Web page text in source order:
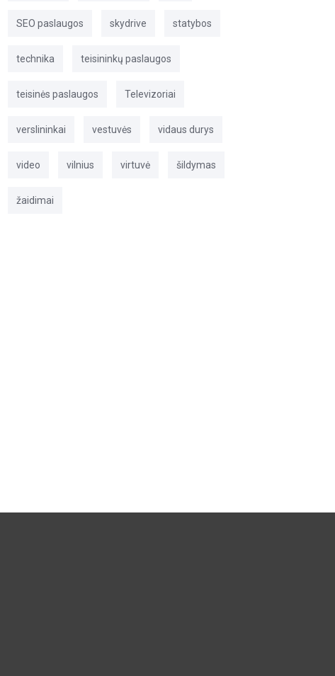
SEO paslaugos skydrive statybos
technika teisininkų paslaugos
teisinės paslaugos Televizoriai
verslininkai vestuvės vidaus durys
video vilnius virtuvė šildymas
žaidimai